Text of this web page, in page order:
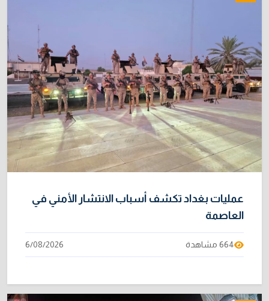
عمليات بغداد تكشف أسباب الانتشار الأمني في
العاصمة
664 مشاهدة 6/08/2026